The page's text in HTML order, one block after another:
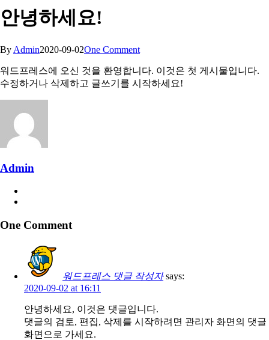
안녕하세요!
By Admin2020-09-02One Comment
워드프레스에 오신 것을 환영합니다. 이것은 첫 게시물입니다.
수정하거나 삭제하고 글쓰기를 시작하세요!
Admin
One Comment
워드프레스 댓글 작성자 says:
2020-09-02 at 16:11
안녕하세요, 이것은 댓글입니다.
댓글의 검토, 편집, 삭제를 시작하려면 관리자 화면의 댓글
화면으로 가세요.